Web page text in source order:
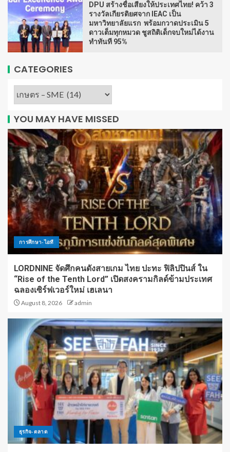
DPU สร้างชื่อเสียงให้ประเทศไทย! คว้า 3
รางวัลเกียรติยศจาก IEAC เป็น
มหาวิทยาลัยแรก พร้อมกวาดประเมิน 5
ดาวเต็มทุกหมวด ชูสถิติเด็กจบใหม่ได้งาน
ทำทันที 95%
CATEGORIES
YOU MAY HAVE MISSED
การศึกษา-ไอที
LORDNINE จัดศึกคนดังสายเกม ไทย ปะทะ ฟิลิปปินส์ ใน
“Rise of the Tenth Lord” เปิดสงครามกิลด์ข้ามประเทศ
ฉลองเซิร์ฟเวอร์ใหม่ เฮเลนา
August 8, 2026 admin
ธุรกิจ-ตลาด